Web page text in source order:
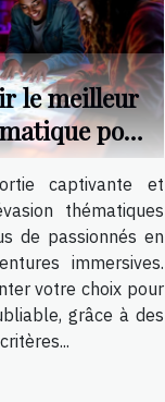
le meilleur
pour
sortie ?
captivante et
thématiques
de passionnés en
immersives.
votre choix pour
grâce à des